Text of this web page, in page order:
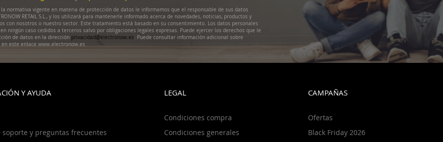
normativa vigente en materia de protección de datos le informamos que el responsable de sus datos
RETAIL S.L., y los utilizará para mantenerle informado acerca de novedades, noticias, productos y
con nosotros o nuestro sector. Este tratamiento está basado en su consentimiento. Los datos personales
ningún caso cedidos a terceros salvo por obligaciones legales expresas. Puede ejercer los derechos que le
de datos en la dirección privacidad@electronow.es. Puede consultar información adicional sobre
en este enlace www.electronow.es
Y AYUDA
soporte y preguntas frecuentes
LEGAL
Condiciones compra
Condiciones generales
CAMPAÑAS
Ofertas
Black Friday 2026